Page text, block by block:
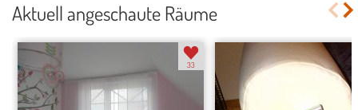
Aktuell angeschaute Räume
33